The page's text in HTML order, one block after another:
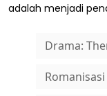
adalah menjadi
Drama: